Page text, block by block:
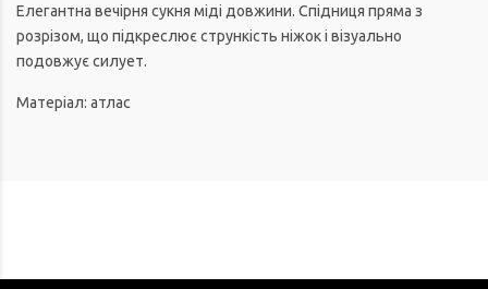
Елегантна вечірня сукня міді довжини. Спідниця пряма з
розрізом, що підкреслює стрункість ніжок і візуально
подовжує силует.
Матеріал: атлас